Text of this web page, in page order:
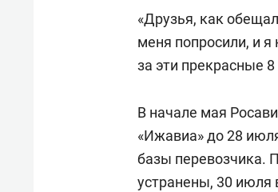
«Друзья, как
меня попросили, и я
за эти прекрасные
В начале мая
«Ижавиа» до 28
базы перевозчика.
устранены, 30 июля